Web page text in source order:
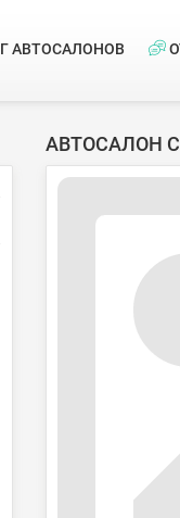
АВТОСАЛОНОВ
АВТОСАЛОН